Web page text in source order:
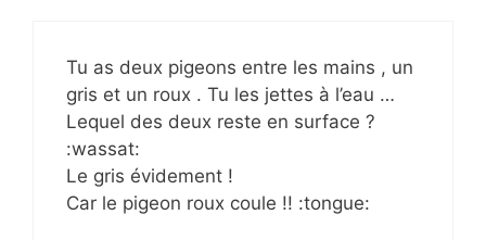
Tu as deux pigeons entre les mains , un
gris et un roux . Tu les jettes à l’eau …
Lequel des deux reste en surface ?
:wassat:
Le gris évidement !
Car le pigeon roux coule !! :tongue: